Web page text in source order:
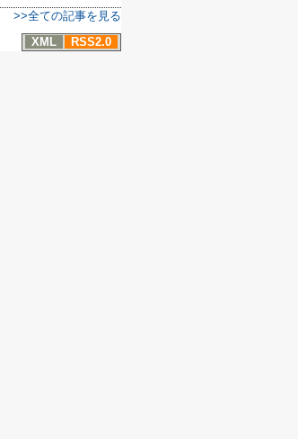
>>全ての記事を見る
XML
RSS2.0